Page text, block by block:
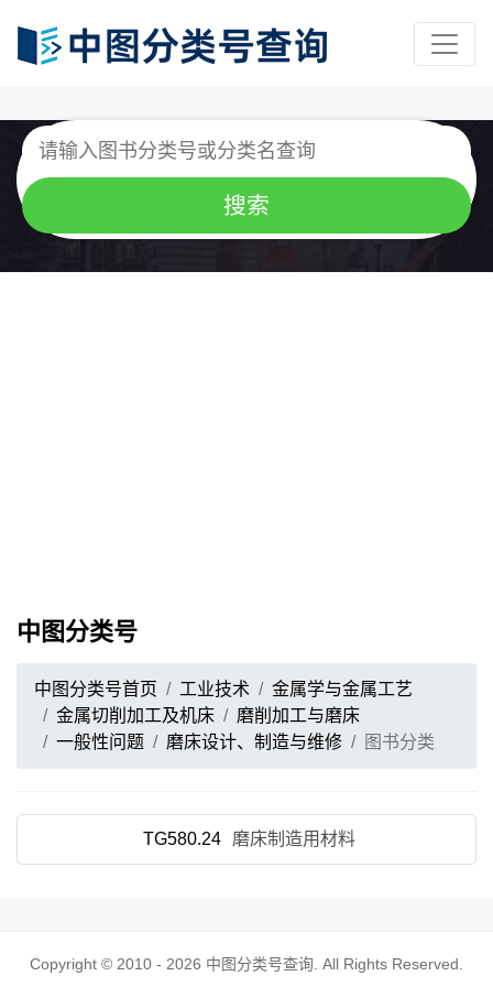
中图分类号
中图分类号首页 工业技术
金属学与金属工艺
金属切削加工及机床
磨削加工与磨床
一般性问题
磨床设计、制造与维修 图书分类
TG580.24 磨床制造用材料
Copyright © 2010 - 2026 中图分类号查询 . All Rights Reserved.